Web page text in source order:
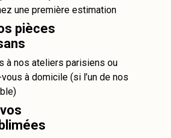
une première estimation
pièces
à nos ateliers parisiens ou
à domicile (si l’un de nos